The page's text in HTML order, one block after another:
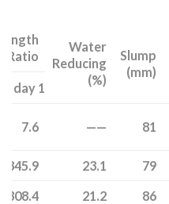
Slump
(mm)
Water
Reducing
(%)
Ratio(%)
1 day
81
——
7.6
79
23.1
345.9
86
21.2
308.4